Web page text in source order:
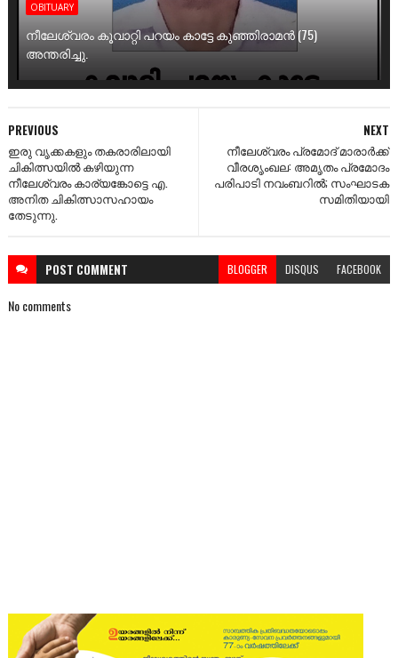
OBITUARY
നീലേശ്വരം കൂവാറ്റി പറയം കാട്ടേ കുഞ്ഞിരാമൻ (75)
അന്തരിച്ചു.
NEXT
നീലേശ്വരം പ്രമോദ്‌ മാരാര്‍ക്ക്‌
വീരശൃംഖല: അമൃതം പ്രമോദം
പരിപാടി നവംബറില്‍; സംഘാടക
സമിതിയായി
PREVIOUS
ഇരു വൃക്കകളും തകരാരിലായി
ചികിത്സയിൽ കഴിയുന്ന
നീലേശ്വരം കാര്യങ്കോട്ടെ എ.
അനിത ചികിത്സാസഹായം
തേടുന്നു.
POST COMMENT BLOGGER DISQUS FACEBOOK
No comments